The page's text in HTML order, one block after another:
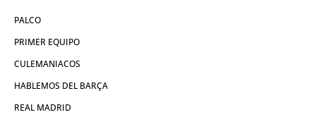
PALCO
PRIMER EQUIPO
CULEMANIACOS
HABLEMOS DEL BARÇA
REAL MADRID